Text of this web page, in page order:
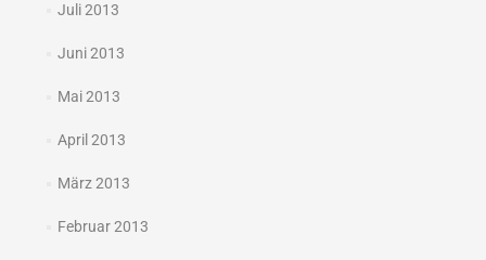
Juli 2013
Juni 2013
Mai 2013
April 2013
März 2013
Februar 2013